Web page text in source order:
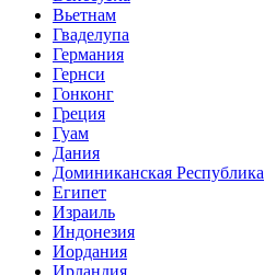
Вьетнам
Гваделупа
Германия
Гернси
Гонконг
Греция
Гуам
Дания
Доминиканская Республика
Египет
Израиль
Индонезия
Иордания
Ирландия